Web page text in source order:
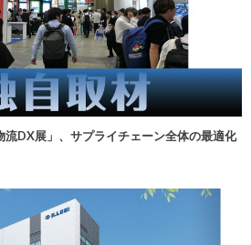
流DX展」、サプライチェーン全体の最適化